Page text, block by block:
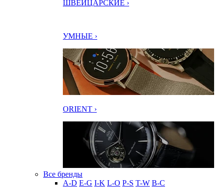
ШВЕЙЦАРСКИЕ ›
УМНЫЕ ›
ORIENT ›
Все бренды
A-D E-G I-K L-O P-S T-W В-С